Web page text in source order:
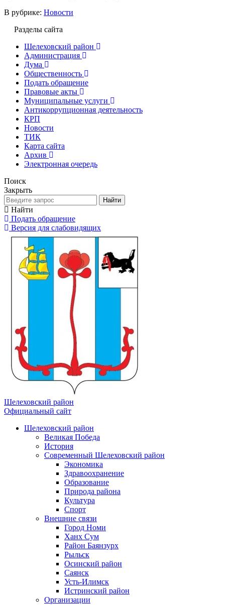
В рубрике: Новости
Разделы сайта
Шелеховский район
Администрация
Дума
Общественность
Подать обращение
Правовые акты
Муниципальные услуги
Антикоррупционная деятельность
КРП
Новости
ТИК
Карта сайта
Архив
Электронная очередь
Поиск
Закрыть
Найти
Найти
Подать обращение
Версия для слабовидящих
Шелеховский район
Официальный сайт
Шелеховский район
Великая Победа
История
Современный Шелеховский район
Экономика
Здравоохранение
Образование
Природа района
Культура
Спорт
Внешние связи
Город Номи
Ханх Сум
Район Баянзурх
Рыльск
Осинский район
Саянск
Усть-Илимск
Истринский район
Организации